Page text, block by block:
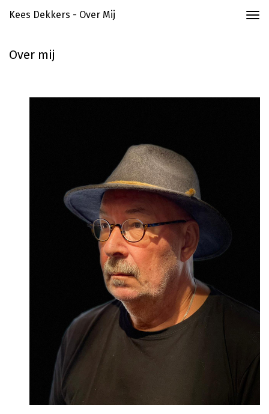
Kees Dekkers - Over Mij
Over mij